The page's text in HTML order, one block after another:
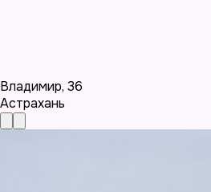
Владимир, 36
Астрахань